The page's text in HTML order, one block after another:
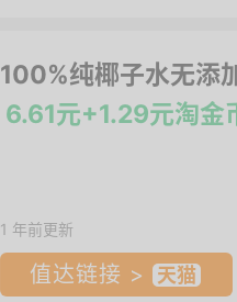
100%纯椰子水无添
6.61元+1.29元淘金
1 年前更新
值达链接 >